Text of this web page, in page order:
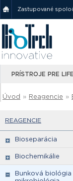
Zastupované
PRÍSTROJE PRE
Úvod » Reagencie »
REAGENCIE
Bioseparácia
Biochemikálie
Bunková biológia